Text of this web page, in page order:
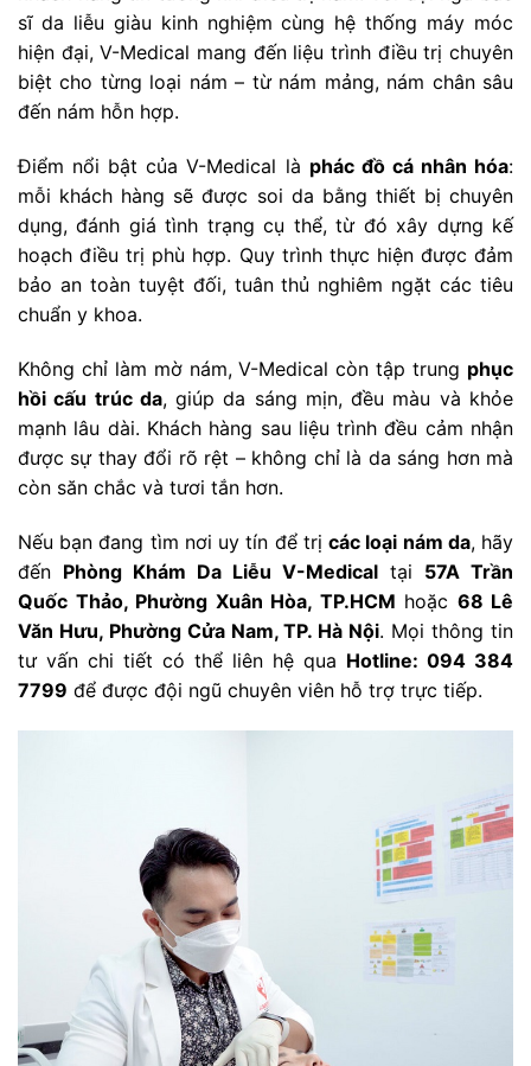
sĩ da liễu giàu kinh nghiệm cùng hệ thống máy móc
hiện đại, V-Medical mang đến liệu trình điều trị chuyên
biệt cho từng loại nám – từ nám mảng, nám chân sâu
đến nám hỗn hợp.
Điểm nổi bật của V-Medical là phác đồ cá nhân hóa:
mỗi khách hàng sẽ được soi da bằng thiết bị chuyên
dụng, đánh giá tình trạng cụ thể, từ đó xây dựng kế
hoạch điều trị phù hợp. Quy trình thực hiện được đảm
bảo an toàn tuyệt đối, tuân thủ nghiêm ngặt các tiêu
chuẩn y khoa.
Không chỉ làm mờ nám, V-Medical còn tập trung phục
hồi cấu trúc da, giúp da sáng mịn, đều màu và khỏe
mạnh lâu dài. Khách hàng sau liệu trình đều cảm nhận
được sự thay đổi rõ rệt – không chỉ là da sáng hơn mà
còn săn chắc và tươi tắn hơn.
Nếu bạn đang tìm nơi uy tín để trịcác loại nám da, hãy
đến Phòng Khám Da Liễu V-Medical tại 57A Trần
Quốc Thảo, Phường Xuân Hòa, TP.HCM hoặc 68 Lê
Văn Hưu, Phường Cửa Nam, TP. Hà Nội. Mọi thông tin
tư vấn chi tiết có thể liên hệ qua Hotline: 094 384
7799 để được đội ngũ chuyên viên hỗ trợ trực tiếp.